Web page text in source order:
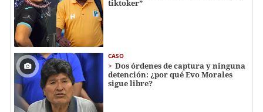
tiktoker”
CASO
Dos órdenes de captura y ninguna
detención: ¿por qué Evo Morales
sigue libre?